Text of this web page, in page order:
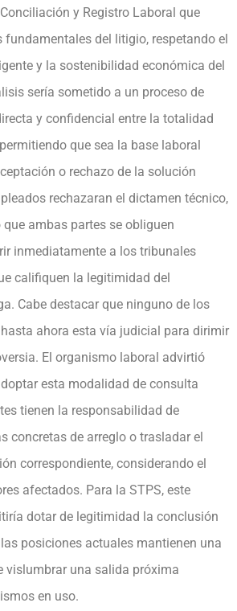
y Registro Laboral que
fundamentales del litigio, respetando el
y la sostenibilidad económica del
sería sometido a un proceso de
y confidencial entre la totalidad
que sea la base laboral
o rechazo de la solución
rechazaran el dictamen técnico,
ambas partes se obliguen
inmediatamente a los tribunales
califiquen la legitimidad del
Cabe destacar que ninguno de los
ahora esta vía judicial para dirimir
El organismo laboral advirtió
esta modalidad de consulta
tienen la responsabilidad de
concretas de arreglo o trasladar el
correspondiente, considerando el
afectados. Para la STPS, este
dotar de legitimidad la conclusión
posiciones actuales mantienen una
vislumbrar una salida próxima
en uso.